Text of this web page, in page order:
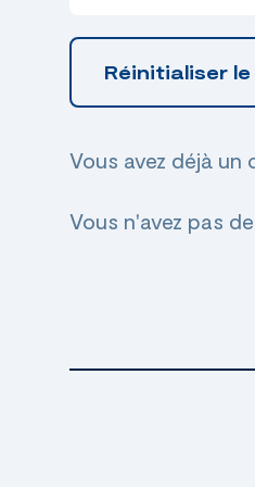
Vous avez déjà un
Vous n'avez pas